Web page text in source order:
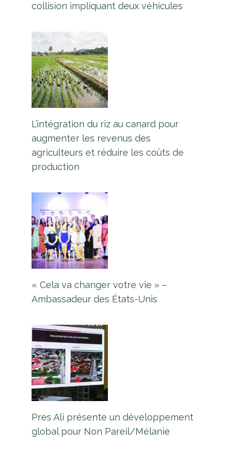
collision impliquant deux véhicules
L’intégration du riz au canard pour
augmenter les revenus des
agriculteurs et réduire les coûts de
production
« Cela va changer votre vie » –
Ambassadeur des États-Unis
Pres Ali présente un développement
global pour Non Pareil/Mélanie